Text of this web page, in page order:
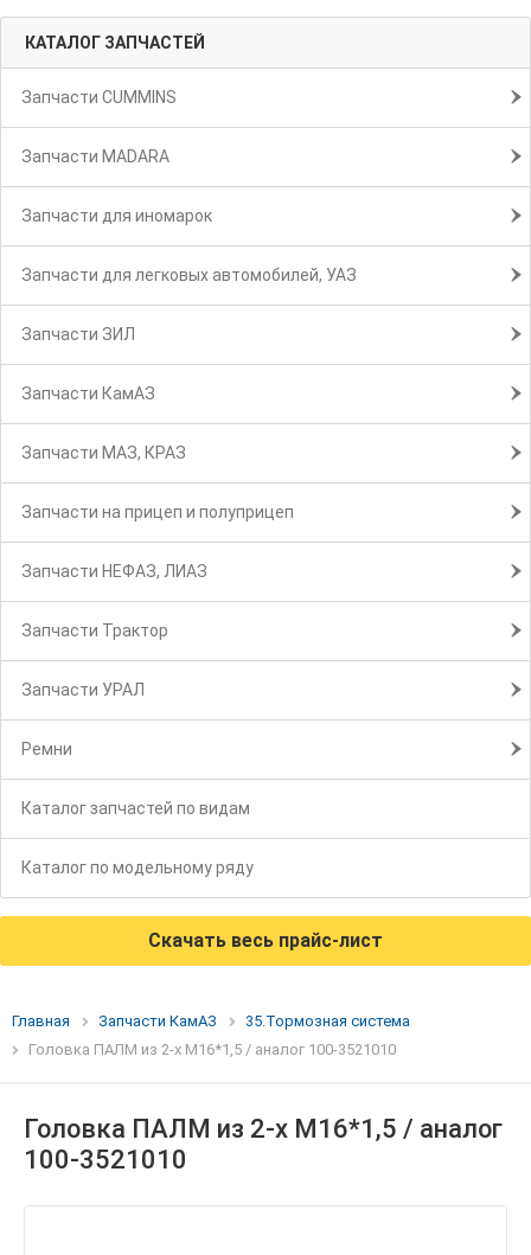
КАТАЛОГ ЗАПЧАСТЕЙ
Запчасти CUMMINS
Запчасти MADARA
Запчасти для иномарок
Запчасти для легковых автомобилей, УАЗ
Запчасти ЗИЛ
Запчасти КамАЗ
Запчасти МАЗ, КРАЗ
Запчасти на прицеп и полуприцеп
Запчасти НЕФАЗ, ЛИАЗ
Запчасти Трактор
Запчасти УРАЛ
Ремни
Каталог запчастей по видам
Каталог по модельному ряду
Скачать весь прайс-лист
Главная Запчасти КамАЗ
35.Тормозная система
Головка ПАЛМ из 2-х М16*1,5 / аналог 100-3521010
Головка ПАЛМ из 2-х М16*1,5 / аналог
100-3521010